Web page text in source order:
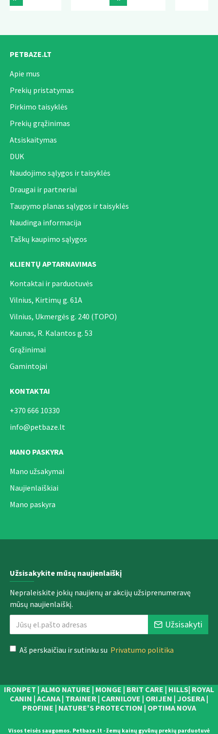
PETBAZE.LT
Apie mus
Prekių pristatymas
Pirkimo taisyklės
Prekių grąžinimas
Atsiskaitymas
DUK
Naudojimo sąlygos ir taisyklės
Draugai ir partneriai
Taupymo planas sąlygos ir taisyklės
Naudinga informacija
Taškų kaupimo sąlygos
KLIENTŲ APTARNAVIMAS
Kontaktai ir parduotuvės
Vilnius, Kirtimų g. 61A
Vilnius, Ukmergės g. 240 (TOPO)
Kaunas, R. Kalantos g. 53
Grąžinimai
Gamintojai
KONTAKTAI
+370 666 10330
info@petbaze.lt
MANO PASKYRA
Mano užsakymai
Naujienlaiškiai
Mano paskyra
Užsisakykite mūsų naujienlaiškį
Nepraleiskite jokių naujienų ar akcijų užsiprenumeravę
mūsų naujienlaiškį.
Užsisakyti
Aš perskaičiau ir sutinku su Privatumo politika
IRONPET | ALMO NATURE | MONGE | BRIT CARE | HILLS| ROYAL
CANIN | ACANA | TRAINER | CARNILOVE | ORIJEN | JOSERA |
PROFINE | NATURE'S PROTECTION | OPTIMA NOVA
Visos teisės saugomos. Petbaze.lt - žemų kainų gyvūnų prekių parduotuvė